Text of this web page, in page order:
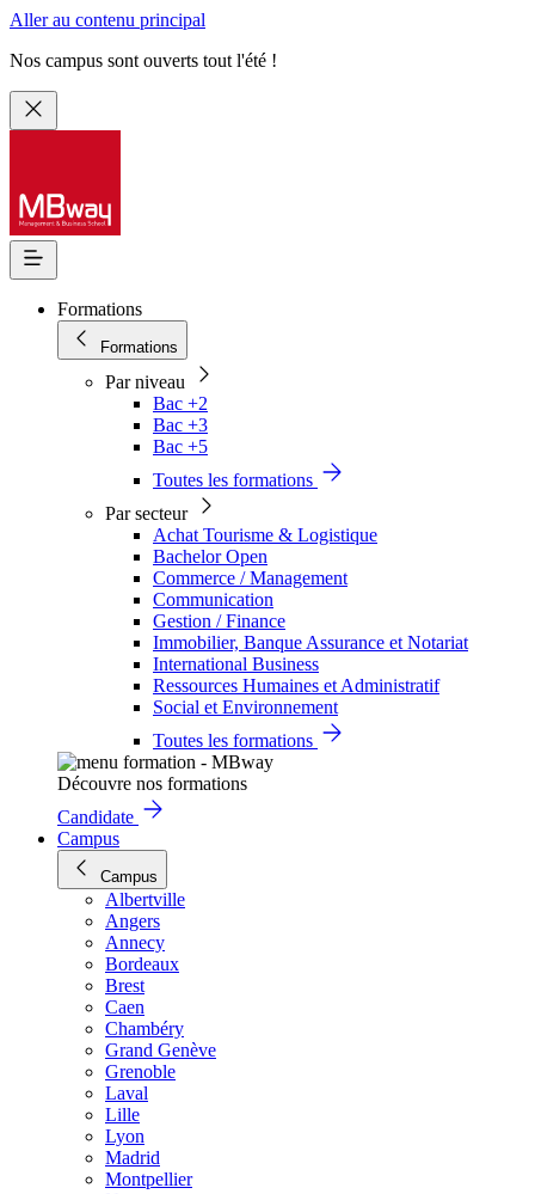
Aller au contenu principal
Nos campus sont ouverts tout l'été !
Formations
Formations
Par niveau
Bac +2
Bac +3
Bac +5
Toutes les formations
Par secteur
Achat Tourisme & Logistique
Bachelor Open
Commerce / Management
Communication
Gestion / Finance
Immobilier, Banque Assurance et Notariat
International Business
Ressources Humaines et Administratif
Social et Environnement
Toutes les formations
Découvre nos formations
Candidate
Campus
Campus
Albertville
Angers
Annecy
Bordeaux
Brest
Caen
Chambéry
Grand Genève
Grenoble
Laval
Lille
Lyon
Madrid
Montpellier